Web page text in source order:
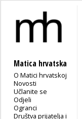
Matica hrvatska
O Matici hrvatskoj
Novosti
Učlanite se
Odjeli
Ogranci
Društva prijatelja i